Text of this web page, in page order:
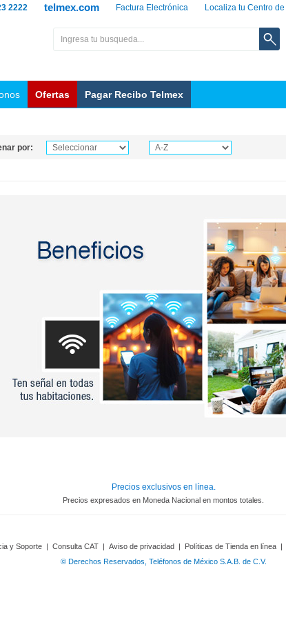
Localiza tu Centro
Factura Electrónica
telmex.com
2222
Ofertas Pagar Recibo Telmex
por:
Precios exclusivos en línea.
Precios expresados en Moneda Nacional en montos totales.
y Soporte | Consulta CAT | Aviso de privacidad | Políticas de Tienda en línea |
© Derechos Reservados, Teléfonos de México S.A.B. de C.V.